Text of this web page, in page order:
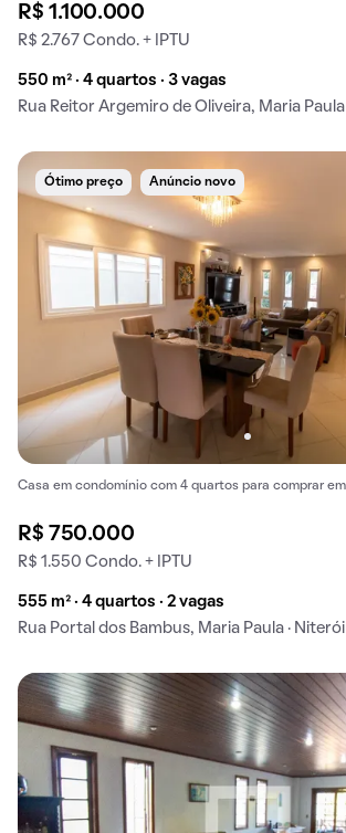
R$ 1.100.000
R$ 2.767 Condo. + IPTU
550 m² · 4 quartos · 3 vagas
Rua Reitor Argemiro de Oliveira, Maria Paula
Ótimo preço Anúncio novo
Casa em condomínio com 4 quartos para comprar
R$ 750.000
R$ 1.550 Condo. + IPTU
555 m² · 4 quartos · 2 vagas
Rua Portal dos Bambus, Maria Paula · Niterói